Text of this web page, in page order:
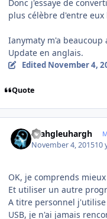
Donc j'essaye de
plus célèbre d'entre eux
Ianymaty m'a beaucoup
Update en anglais.
Edited November 4,
Quote
rhahgleuhargh
November 4, 201510
OK, je comprends mieux
Et utiliser un autre
A titre personnel
USB, je n'ai jamais